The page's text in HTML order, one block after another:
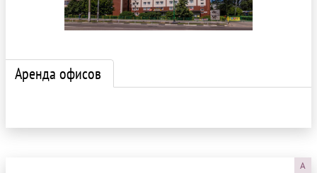
Аренда офисов
A